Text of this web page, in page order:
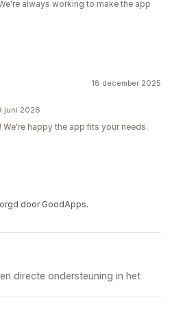
always working to make the app
18 december 2025
juni 2026
happy the app fits your needs.
door GoodApps.
directe ondersteuning in het